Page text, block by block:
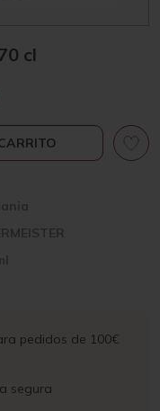
cl
pedidos de 100€
segura